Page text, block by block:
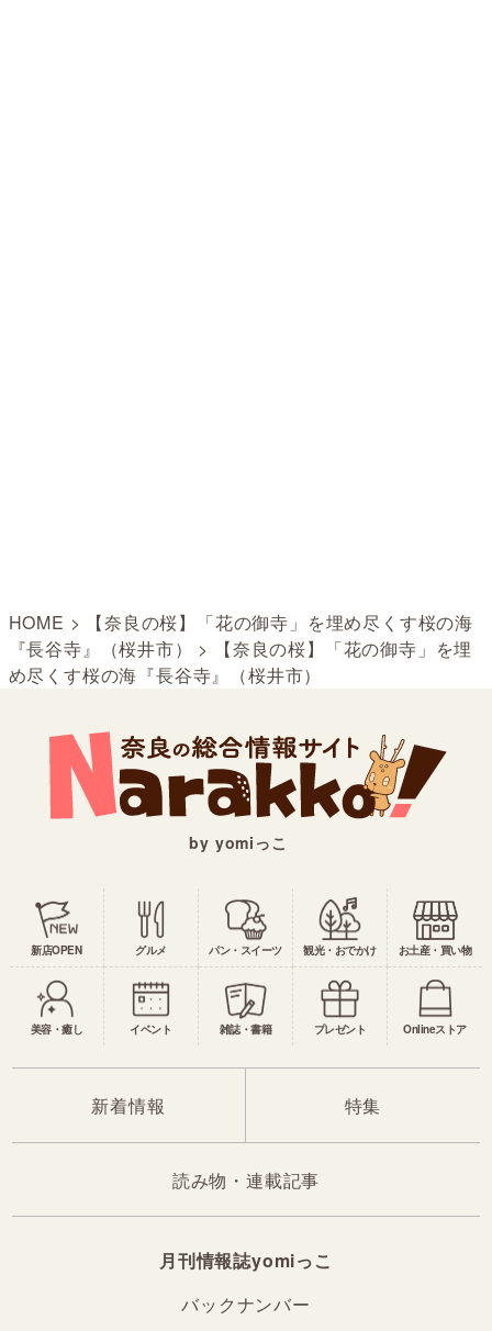
HOME >
【奈良の桜】「花の御寺」を埋め尽くす桜の海
『長谷寺』（桜井市）
>
【奈良の桜】「花の御寺」を埋
め尽くす桜の海『長谷寺』（桜井市）
by yomiっこ
新店OPEN グルメ パン・スイーツ 観光・おでかけ お土産・買い物
美容・癒し イベント 雑誌・書籍 プレゼント Onlineストア
新着情報 特集
読み物・連載記事
月刊情報誌yomiっこ
バックナンバー